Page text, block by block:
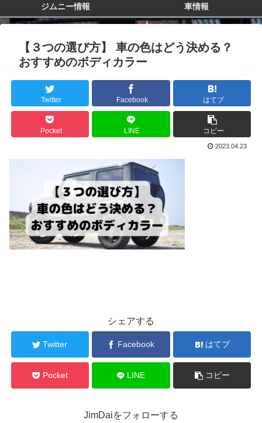
ジムニー情報 車情報
【３つの選び方】 車の色はどう決める？
おすすめのボディカラー
Twitter Facebook はてブ
Pocket LINE コピー
2023.04.23
シェアする
Twitter Facebook はてブ
Pocket LINE コピー
JimDaiをフォローする